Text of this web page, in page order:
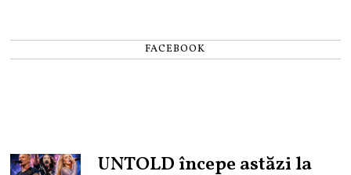
FACEBOOK
UNTOLD începe astăzi la